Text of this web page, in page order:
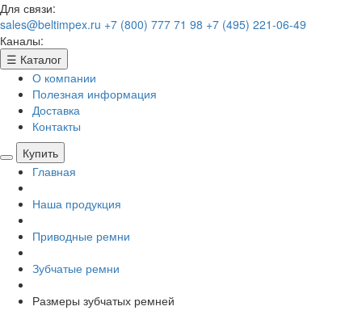
Для связи:
sales@beltimpex.ru +7 (800) 777 71 98 +7 (495) 221-06-49
Каналы:
☰ Каталог
О компании
Полезная информация
Доставка
Контакты
Купить
Главная
Наша продукция
Приводные ремни
Зубчатые ремни
Размеры зубчатых ремней